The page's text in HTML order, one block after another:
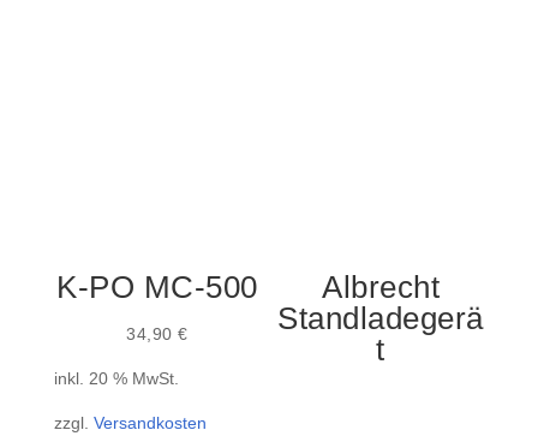
K-PO MC-500
34,90€
inkl. 20 % MwSt.
zzgl. Versandkosten
Albrecht
Standladegerä
t